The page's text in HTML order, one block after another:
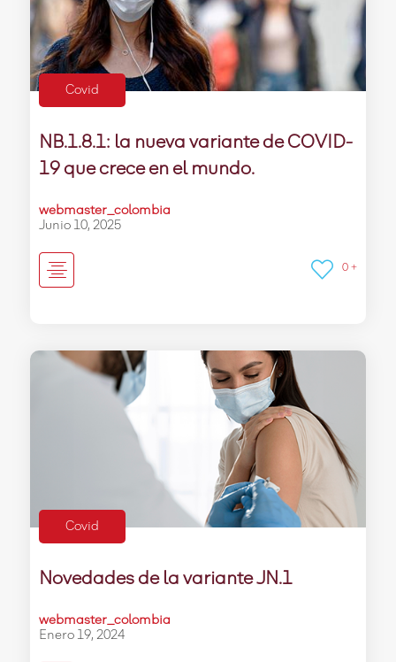
Covid
NB.1.8.1: la nueva variante de COVID-
19 que crece en el mundo.
webmaster_colombia
Junio 10, 2025
0 +
Covid
Novedades de la variante JN.1
webmaster_colombia
Enero 19, 2024